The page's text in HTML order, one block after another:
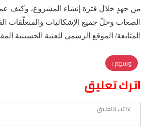
من جهدٍ خلال فترة إنشاء المشروع، وكيف
الصعاب وحلّ جميع الإشكاليات والمتعلّقات
المتابعة/ الموقع الرسمي للعتبة الحسينية
وسوم :
اترك تعليق